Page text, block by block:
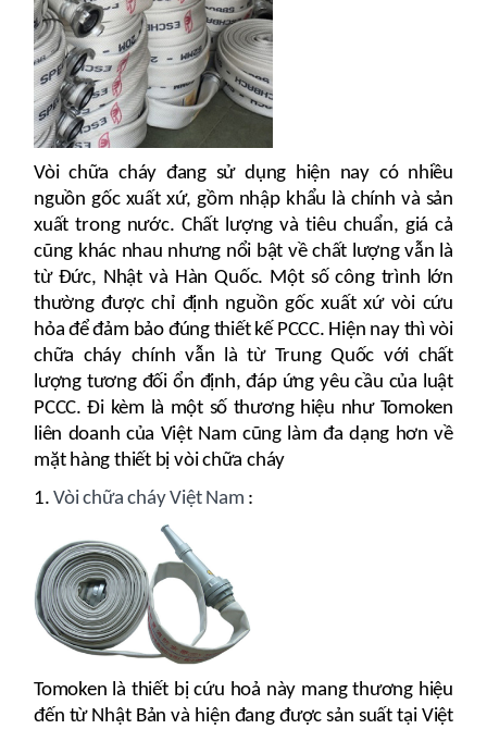
Vòi chữa cháy đang sử dụng hiện nay có nhiều
nguồn gốc xuất xứ, gồm nhập khẩu là chính và sản
xuất trong nước. Chất lượng và tiêu chuẩn, giá cả
cũng khác nhau nhưng nổi bật về chất lượng vẫn là
từ Đức, Nhật và Hàn Quốc. Một số công trình lớn
thường được chỉ định nguồn gốc xuất xứ vòi cứu
hỏa để đảm bảo đúng thiết kế PCCC. Hiện nay thì vòi
chữa cháy chính vẫn là từ Trung Quốc với chất
lượng tương đối ổn định, đáp ứng yêu cầu của luật
PCCC. Đi kèm là một số thương hiệu như Tomoken
liên doanh của Việt Nam cũng làm đa dạng hơn về
mặt hàng thiết bị vòi chữa cháy
1.Vòi chữa cháy Việt Nam :
Tomoken là thiết bị cứu hoả này mang thương hiệu
đến từ Nhật Bản và hiện đang được sản suất tại Việt